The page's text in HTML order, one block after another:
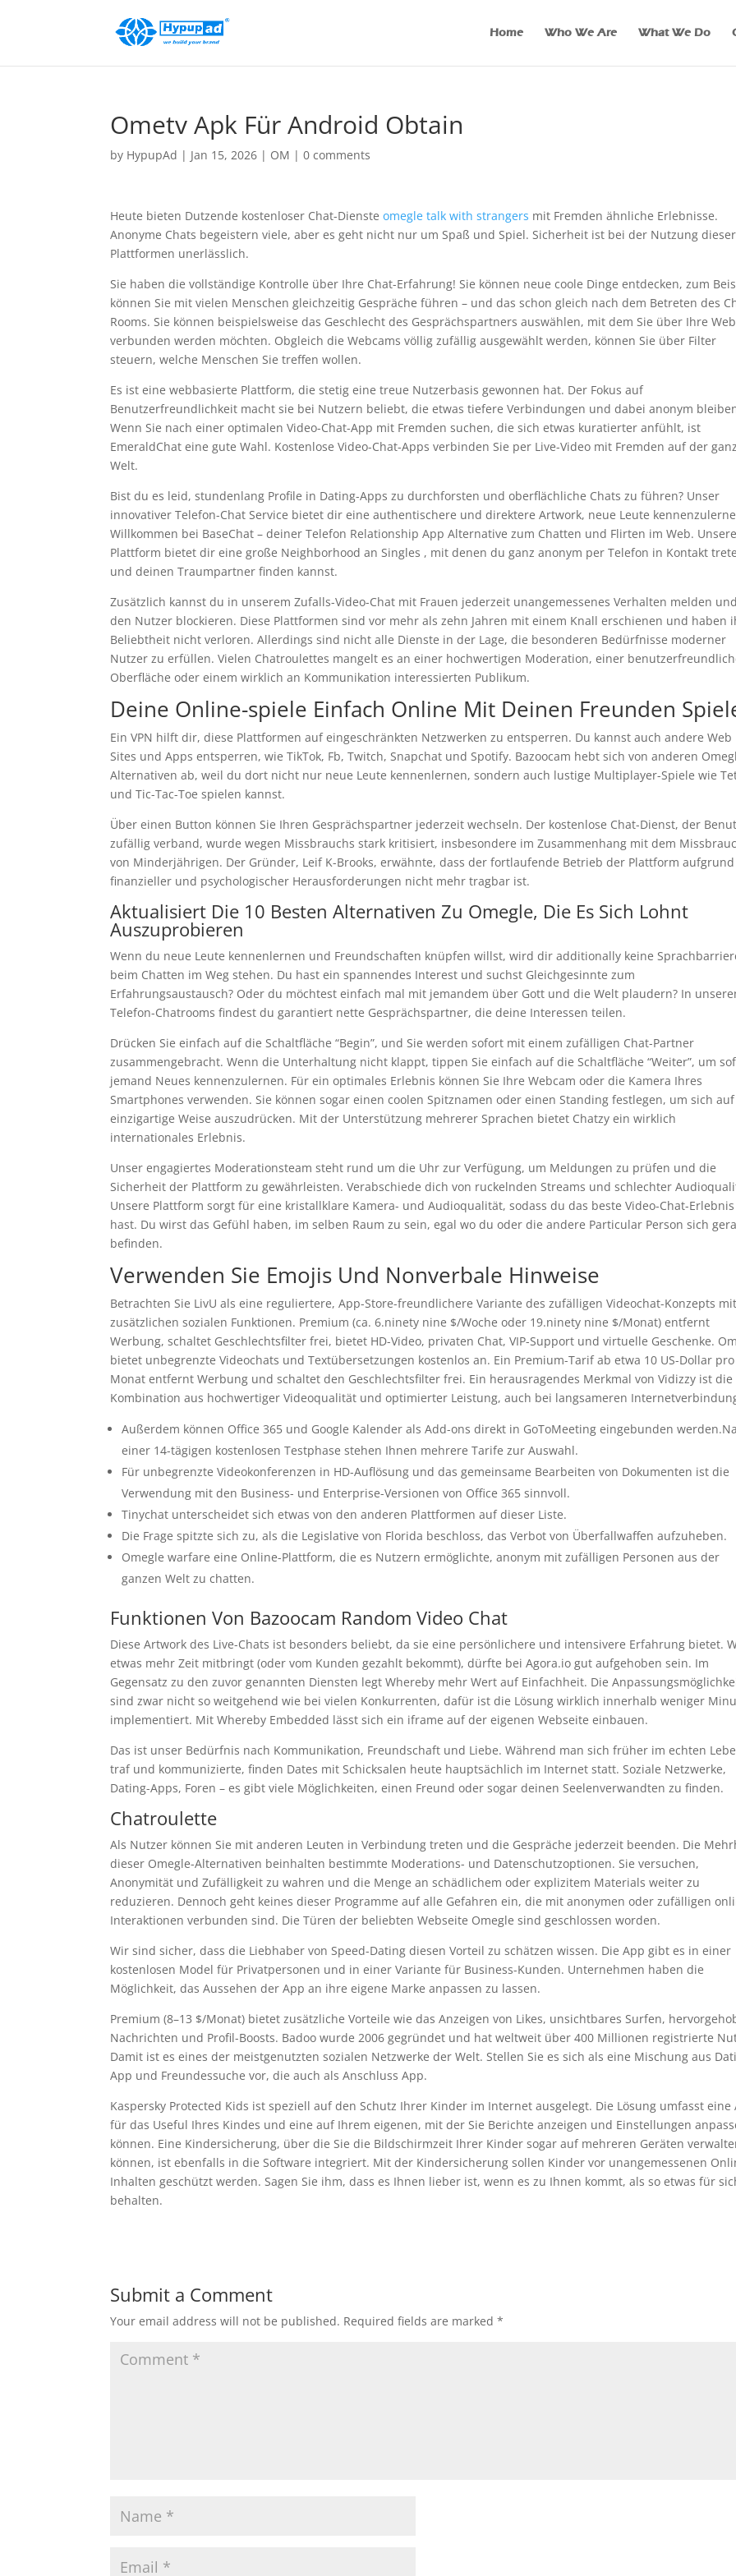
Home Who We Are What We Do
Ometv Apk Für Android Obtain
by HypupAd | Jan 15, 2026 | OM |0 comments
Heute bieten Dutzende kostenloser Chat-Diensteomegle talk with strangers mit Fremden ähnliche Erlebnisse.
Anonyme Chats begeistern viele, aber es geht nicht nur um Spaß und Spiel. Sicherheit ist bei der Nutzung dieser
Plattformen unerlässlich.
Sie haben die vollständige Kontrolle über Ihre Chat-Erfahrung! Sie können neue coole Dinge entdecken, zum
können Sie mit vielen Menschen gleichzeitig Gespräche führen – und das schon gleich nach dem Betreten des
Rooms. Sie können beispielsweise das Geschlecht des Gesprächspartners auswählen, mit dem Sie über Ihre
verbunden werden möchten. Obgleich die Webcams völlig zufällig ausgewählt werden, können Sie über Filter
steuern, welche Menschen Sie treffen wollen.
Es ist eine webbasierte Plattform, die stetig eine treue Nutzerbasis gewonnen hat. Der Fokus auf
Benutzerfreundlichkeit macht sie bei Nutzern beliebt, die etwas tiefere Verbindungen und dabei anonym
Wenn Sie nach einer optimalen Video-Chat-App mit Fremden suchen, die sich etwas kuratierter anfühlt, ist
EmeraldChat eine gute Wahl. Kostenlose Video-Chat-Apps verbinden Sie per Live-Video mit Fremden auf der
Welt.
Bist du es leid, stundenlang Profile in Dating-Apps zu durchforsten und oberflächliche Chats zu führen? Unser
innovativer Telefon-Chat Service bietet dir eine authentischere und direktere Artwork, neue Leute
Willkommen bei BaseChat – deiner Telefon Relationship App Alternative zum Chatten und Flirten im Web. Unsere
Plattform bietet dir eine große Neighborhood an Singles , mit denen du ganz anonym per Telefon in Kontakt
und deinen Traumpartner finden kannst.
Zusätzlich kannst du in unserem Zufalls-Video-Chat mit Frauen jederzeit unangemessenes Verhalten melden und
den Nutzer blockieren. Diese Plattformen sind vor mehr als zehn Jahren mit einem Knall erschienen und haben
Beliebtheit nicht verloren. Allerdings sind nicht alle Dienste in der Lage, die besonderen Bedürfnisse moderner
Nutzer zu erfüllen. Vielen Chatroulettes mangelt es an einer hochwertigen Moderation, einer
Oberfläche oder einem wirklich an Kommunikation interessierten Publikum.
Deine Online-spiele Einfach Online Mit Deinen Freunden
Ein VPN hilft dir, diese Plattformen auf eingeschränkten Netzwerken zu entsperren. Du kannst auch andere Web
Sites und Apps entsperren, wie TikTok, Fb, Twitch, Snapchat und Spotify. Bazoocam hebt sich von anderen
Alternativen ab, weil du dort nicht nur neue Leute kennenlernen, sondern auch lustige Multiplayer-Spiele wie
und Tic-Tac-Toe spielen kannst.
Über einen Button können Sie Ihren Gesprächspartner jederzeit wechseln. Der kostenlose Chat-Dienst, der
zufällig verband, wurde wegen Missbrauchs stark kritisiert, insbesondere im Zusammenhang mit dem
von Minderjährigen. Der Gründer, Leif K-Brooks, erwähnte, dass der fortlaufende Betrieb der Plattform aufgrund
finanzieller und psychologischer Herausforderungen nicht mehr tragbar ist.
Aktualisiert Die 10 Besten Alternativen Zu Omegle, Die Es Sich Lohnt
Auszuprobieren
Wenn du neue Leute kennenlernen und Freundschaften knüpfen willst, wird dir additionally keine
beim Chatten im Weg stehen. Du hast ein spannendes Interest und suchst Gleichgesinnte zum
Erfahrungsaustausch? Oder du möchtest einfach mal mit jemandem über Gott und die Welt plaudern? In
Telefon-Chatrooms findest du garantiert nette Gesprächspartner, die deine Interessen teilen.
Drücken Sie einfach auf die Schaltfläche “Begin”, und Sie werden sofort mit einem zufälligen Chat-Partner
zusammengebracht. Wenn die Unterhaltung nicht klappt, tippen Sie einfach auf die Schaltfläche “Weiter”, um
jemand Neues kennenzulernen. Für ein optimales Erlebnis können Sie Ihre Webcam oder die Kamera Ihres
Smartphones verwenden. Sie können sogar einen coolen Spitznamen oder einen Standing festlegen, um sich auf
einzigartige Weise auszudrücken. Mit der Unterstützung mehrerer Sprachen bietet Chatzy ein wirklich
internationales Erlebnis.
Unser engagiertes Moderationsteam steht rund um die Uhr zur Verfügung, um Meldungen zu prüfen und die
Sicherheit der Plattform zu gewährleisten. Verabschiede dich von ruckelnden Streams und schlechter
Unsere Plattform sorgt für eine kristallklare Kamera- und Audioqualität, sodass du das beste Video-Chat-Erlebnis
hast. Du wirst das Gefühl haben, im selben Raum zu sein, egal wo du oder die andere Particular Person sich
befinden.
Verwenden Sie Emojis Und Nonverbale Hinweise
Betrachten Sie LivU als eine reguliertere, App-Store-freundlichere Variante des zufälligen Videochat-Konzepts mit
zusätzlichen sozialen Funktionen. Premium (ca. 6.ninety nine $/Woche oder 19.ninety nine $/Monat) entfernt
Werbung, schaltet Geschlechtsfilter frei, bietet HD-Video, privaten Chat, VIP-Support und virtuelle Geschenke.
bietet unbegrenzte Videochats und Textübersetzungen kostenlos an. Ein Premium-Tarif ab etwa 10 US-Dollar pro
Monat entfernt Werbung und schaltet den Geschlechtsfilter frei. Ein herausragendes Merkmal von Vidizzy ist die
Kombination aus hochwertiger Videoqualität und optimierter Leistung, auch bei langsameren
Außerdem können Office 365 und Google Kalender als Add-ons direkt in GoToMeeting eingebunden
einer 14-tägigen kostenlosen Testphase stehen Ihnen mehrere Tarife zur Auswahl.
Für unbegrenzte Videokonferenzen in HD-Auflösung und das gemeinsame Bearbeiten von Dokumenten ist die
Verwendung mit den Business- und Enterprise-Versionen von Office 365 sinnvoll.
Tinychat unterscheidet sich etwas von den anderen Plattformen auf dieser Liste.
Die Frage spitzte sich zu, als die Legislative von Florida beschloss, das Verbot von Überfallwaffen aufzuheben.
Omegle warfare eine Online-Plattform, die es Nutzern ermöglichte, anonym mit zufälligen Personen aus der
ganzen Welt zu chatten.
Funktionen Von Bazoocam Random Video Chat
Diese Artwork des Live-Chats ist besonders beliebt, da sie eine persönlichere und intensivere Erfahrung bietet.
etwas mehr Zeit mitbringt (oder vom Kunden gezahlt bekommt), dürfte bei Agora.io gut aufgehoben sein. Im
Gegensatz zu den zuvor genannten Diensten legt Whereby mehr Wert auf Einfachheit. Die
sind zwar nicht so weitgehend wie bei vielen Konkurrenten, dafür ist die Lösung wirklich innerhalb weniger
implementiert. Mit Whereby Embedded lässt sich ein iframe auf der eigenen Webseite einbauen.
Das ist unser Bedürfnis nach Kommunikation, Freundschaft und Liebe. Während man sich früher im echten
traf und kommunizierte, finden Dates mit Schicksalen heute hauptsächlich im Internet statt. Soziale Netzwerke,
Dating-Apps, Foren – es gibt viele Möglichkeiten, einen Freund oder sogar deinen Seelenverwandten zu finden.
Chatroulette
Als Nutzer können Sie mit anderen Leuten in Verbindung treten und die Gespräche jederzeit beenden. Die
dieser Omegle-Alternativen beinhalten bestimmte Moderations- und Datenschutzoptionen. Sie versuchen,
Anonymität und Zufälligkeit zu wahren und die Menge an schädlichem oder explizitem Materials weiter zu
reduzieren. Dennoch geht keines dieser Programme auf alle Gefahren ein, die mit anonymen oder zufälligen
Interaktionen verbunden sind. Die Türen der beliebten Webseite Omegle sind geschlossen worden.
Wir sind sicher, dass die Liebhaber von Speed-Dating diesen Vorteil zu schätzen wissen. Die App gibt es in einer
kostenlosen Model für Privatpersonen und in einer Variante für Business-Kunden. Unternehmen haben die
Möglichkeit, das Aussehen der App an ihre eigene Marke anpassen zu lassen.
Premium (8–13 $/Monat) bietet zusätzliche Vorteile wie das Anzeigen von Likes, unsichtbares Surfen,
Nachrichten und Profil-Boosts. Badoo wurde 2006 gegründet und hat weltweit über 400 Millionen registrierte
Damit ist es eines der meistgenutzten sozialen Netzwerke der Welt. Stellen Sie es sich als eine Mischung aus
App und Freundessuche vor, die auch als Anschluss App.
Kaspersky Protected Kids ist speziell auf den Schutz Ihrer Kinder im Internet ausgelegt. Die Lösung umfasst eine
für das Useful Ihres Kindes und eine auf Ihrem eigenen, mit der Sie Berichte anzeigen und Einstellungen
können. Eine Kindersicherung, über die Sie die Bildschirmzeit Ihrer Kinder sogar auf mehreren Geräten
können, ist ebenfalls in die Software integriert. Mit der Kindersicherung sollen Kinder vor unangemessenen
Inhalten geschützt werden. Sagen Sie ihm, dass es Ihnen lieber ist, wenn es zu Ihnen kommt, als so etwas für
behalten.
Submit a Comment
Your email address will not be published. Required fields are marked*